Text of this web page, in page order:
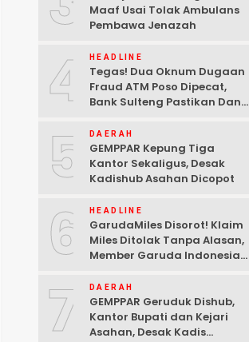
Maaf Usai Tolak Ambulans
Pembawa Jenazah
4 HEADLINE
Tegas! Dua Oknum Dugaan
Fraud ATM Poso Dipecat,
Bank Sulteng Pastikan Dana
5 DAERAH
GEMPPAR Kepung Tiga
Kantor Sekaligus, Desak
Kadishub Asahan Dicopot
6 HEADLINE
GarudaMiles Disorot! Klaim
Miles Ditolak Tanpa Alasan,
Member Garuda Indonesia
7 DAERAH
GEMPPAR Geruduk Dishub,
Kantor Bupati dan Kejari
Asahan, Desak Kadis